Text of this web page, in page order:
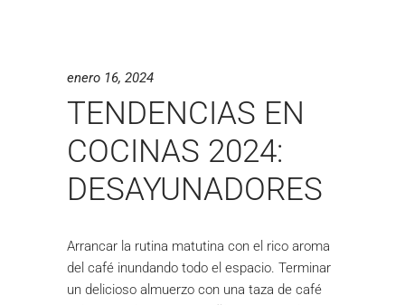
enero 16, 2024
TENDENCIAS EN
COCINAS 2024:
DESAYUNADORES
Arrancar la rutina matutina con el rico aroma
del café inundando todo el espacio. Terminar
un delicioso almuerzo con una taza de café